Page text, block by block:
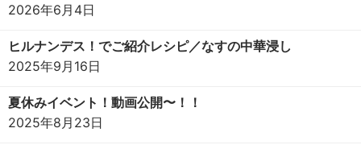
2026年6月4日
ヒルナンデス！でご紹介レシピ／なすの中華浸し
2025年9月16日
夏休みイベント！動画公開〜！！
2025年8月23日